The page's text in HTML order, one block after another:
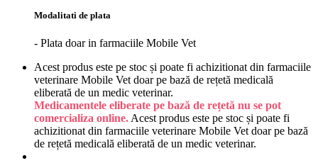
Modalitati de plata
- Plata doar in farmaciile Mobile Vet
Acest produs este pe stoc și poate fi achizitionat din farmaciile
veterinare Mobile Vet doar pe bază de rețetă medicală
eliberată de un medic veterinar.
Medicamentele eliberate pe bază de rețetă nu se pot
comercializa online. Acest produs este pe stoc și poate fi
achizitionat din farmaciile veterinare Mobile Vet doar pe bază
de rețetă medicală eliberată de un medic veterinar.